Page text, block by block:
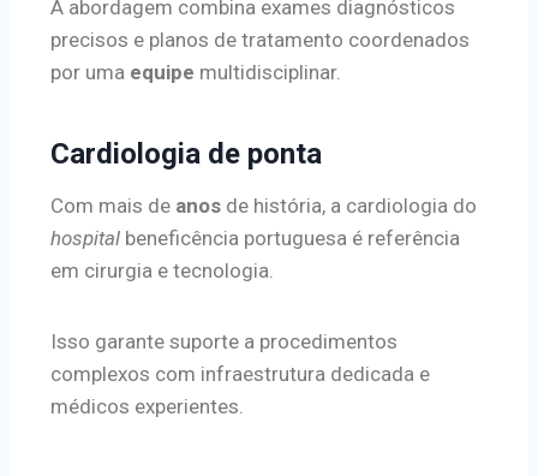
A abordagem combina exames diagnósticos
precisos e planos de tratamento coordenados
por uma equipe multidisciplinar.
Cardiologia de ponta
Com mais de anos de história, a cardiologia do
hospital beneficência portuguesa é referência
em cirurgia e tecnologia.
Isso garante suporte a procedimentos
complexos com infraestrutura dedicada e
médicos experientes.